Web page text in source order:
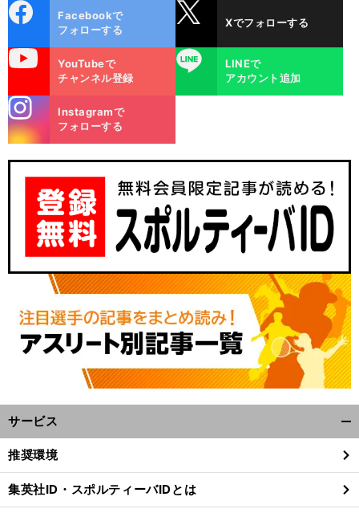
ok
Facebookで
フォローする
Xでフォローする
YouTubeで
チャンネル登録
LINE
LINEで
アカウント追加
m
Instagramで
フォローする
サービス
閉
る
推奨環境
集英社ID・スポルティーバIDとは